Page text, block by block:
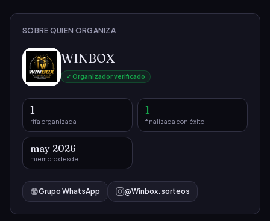
SOBRE QUIEN ORGANIZA
WINBOX
✓ Organizador verificado
1
rifa organizada
1
finalizada con éxito
may 2026
miembro desde
Grupo WhatsApp @Winbox.sorteos